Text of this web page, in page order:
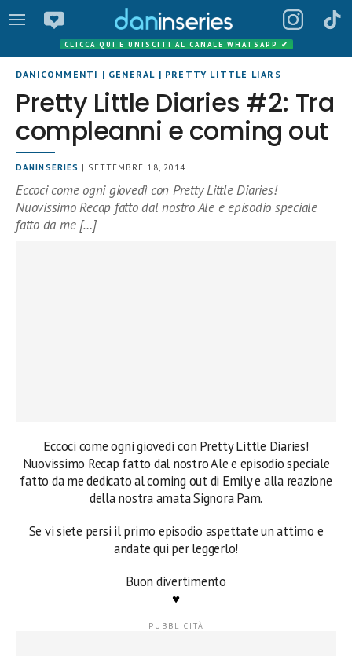
CLICCA QUI E UNISCITI AL CANALE WHATSAPP ✔
DANICOMMENTI | GENERAL | PRETTY LITTLE LIARS
Pretty Little Diaries #2: Tra
compleanni e coming out
DANINSERIES | SETTEMBRE 18, 2014
Eccoci come ogni giovedì con Pretty Little Diaries!
Nuovissimo Recap fatto dal nostro Ale e episodio speciale
fatto da me […]
Eccoci come ogni giovedì con Pretty Little Diaries!
Nuovissimo Recap fatto dal nostro Ale e episodio speciale
fatto da me dedicato al coming out di Emily e alla reazione
della nostra amata Signora Pam.
Se vi siete persi il primo episodio aspettate un attimo e
andate qui per leggerlo!
Buon divertimento
♥